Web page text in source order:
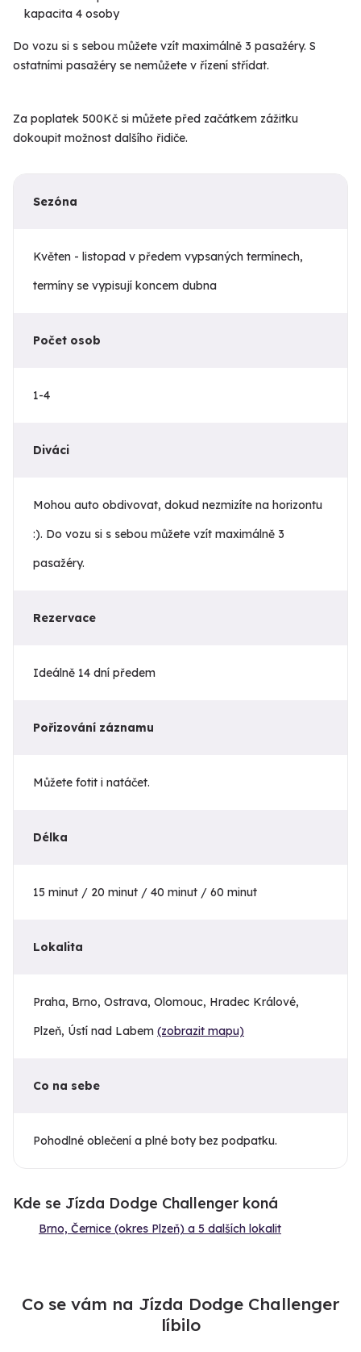
kapacita 4 osoby
Do vozu si s sebou můžete vzít maximálně 3 pasažéry. S
ostatními pasažéry se nemůžete v řízení střídat.
Za poplatek 500Kč si můžete před začátkem zážitku
dokoupit možnost dalšího řidiče.
Sezóna
Květen - listopad v předem vypsaných termínech,
termíny se vypisují koncem dubna
Počet osob
1-4
Diváci
Mohou auto obdivovat, dokud nezmizíte na horizontu
:). Do vozu si s sebou můžete vzít maximálně 3
pasažéry.
Rezervace
Ideálně 14 dní předem
Pořizování záznamu
Můžete fotit i natáčet.
Délka
15 minut / 20 minut / 40 minut / 60 minut
Lokalita
Praha, Brno, Ostrava, Olomouc, Hradec Králové,
Plzeň, Ústí nad Labem (zobrazit mapu)
Co na sebe
Pohodlné oblečení a plné boty bez podpatku.
Kde se Jízda Dodge Challenger koná
Brno, Černice (okres Plzeň) a 5 dalších lokalit
Co se vám na Jízda Dodge Challenger
líbilo